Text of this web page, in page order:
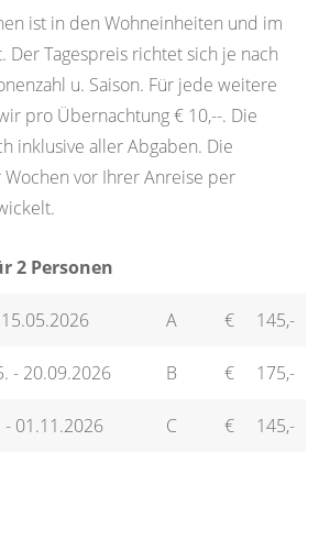
ist in den Wohneinheiten und im
Der Tagespreis richtet sich je nach
u. Saison. Für jede weitere
pro Übernachtung € 10,--. Die
inklusive aller Abgaben. Die
vor Ihrer Anreise per
2 Personen
A € 145,-
- 20.09.2026 B € 175,-
- 01.11.2026 C € 145,-